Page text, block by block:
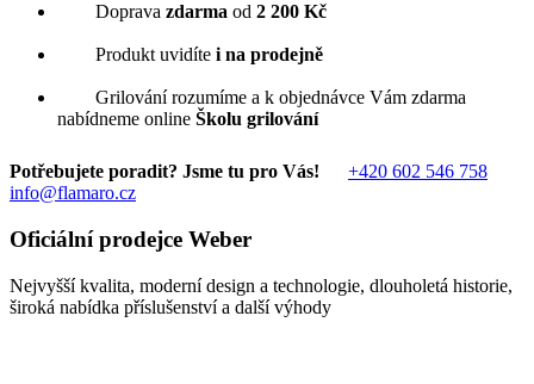
Doprava zdarma od 2 200 Kč
Produkt uvidíte i na prodejně
Grilování rozumíme a k objednávce Vám zdarma
nabídneme online Školu grilování
Potřebujete poradit? Jsme tu pro Vás!
+420 602 546 758
info@flamaro.cz
Oficiální prodejce Weber
Nejvyšší kvalita, moderní design a technologie, dlouholetá historie,
široká nabídka příslušenství a další výhody